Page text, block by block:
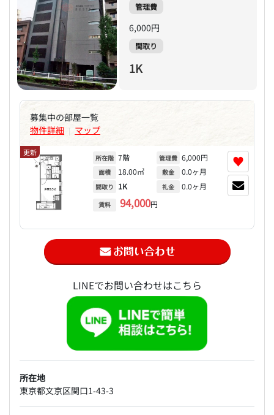
管理費
6,000円
間取り
1K
募集中の部屋一覧
物件詳細 | マップ
更新
所在階 7階
面積 18.00㎡
間取り 1K
賃料 94,000円
管理費 6,000円
敷金 0.0ヶ月
礼金 0.0ヶ月
♥
LINEでお問い合わせはこちら
所在地
東京都文京区関口1-43-3